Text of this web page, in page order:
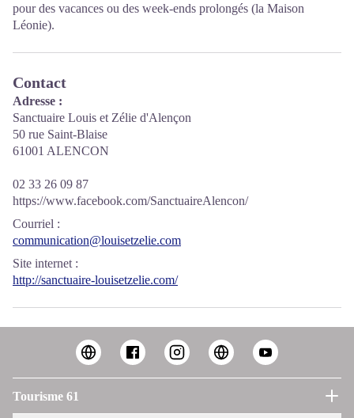
pour des vacances ou des week-ends prolongés (la Maison
Léonie).
Contact
Adresse :
Sanctuaire Louis et Zélie d'Alençon
50 rue Saint-Blaise
61001 ALENCON
02 33 26 09 87
https://www.facebook.com/SanctuaireAlencon/
Courriel :
communication@louisetzelie.com
Site internet :
http://sanctuaire-louisetzelie.com/
Tourisme 61